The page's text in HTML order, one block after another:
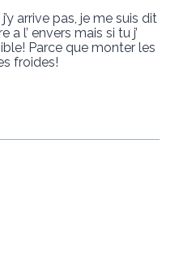
arrive pas, je me suis dit
a l’ envers mais si tu j’
Parce que monter les
froides!